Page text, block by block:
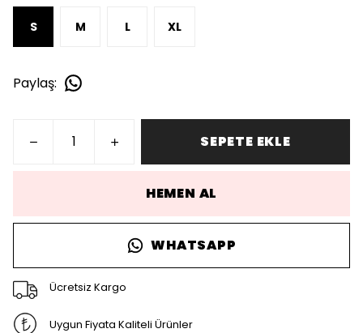
S M L XL
Paylaş:
SEPETE EKLE
HEMEN AL
WHATSAPP
Ücretsiz Kargo
Uygun Fiyata Kaliteli Ürünler